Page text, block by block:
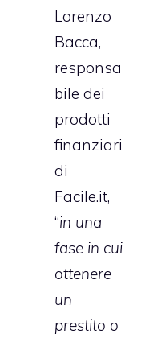
Lorenzo
Bacca,
responsa
bile dei
prodotti
finanziari
di
Facile.it,
“in una
fase in cui
ottenere
un
prestito o